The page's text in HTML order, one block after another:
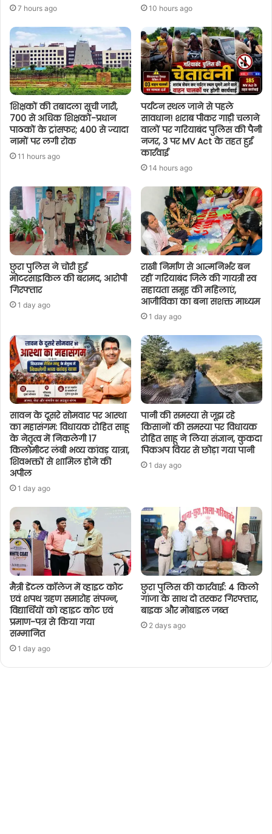
7 hours ago 10 hours ago
शिक्षकों की तबादला सूची जारी,
700 से अधिक शिक्षकों-प्रधान
पाठकों के ट्रांसफर; 400 से ज्यादा
नामों पर लगी रोक
11 hours ago
पर्यटन स्थल जाने से पहले
सावधान! शराब पीकर गाड़ी चलाने
वालों पर गरियाबंद पुलिस की पैनी
नजर, 3 पर MV Act के तहत हुई
कार्रवाई
14 hours ago
छुरा पुलिस ने चोरी हुई
मोटरसाइकिल की बरामद, आरोपी
गिरफ्तार
1 day ago
राखी निर्माण से आत्मनिर्भर बन
रहीं गरियाबंद जिले की गायत्री स्व
सहायता समूह की महिलाएं,
आजीविका का बना सशक्त माध्यम
1 day ago
सावन के दूसरे सोमवार पर आस्था
का महासंगम: विधायक रोहित साहू
के नेतृत्व में निकलेगी 17
किलोमीटर लंबी भव्य कांवड़ यात्रा,
शिवभक्तों से शामिल होने की
अपील
1 day ago
पानी की समस्या से जूझ रहे
किसानों की समस्या पर विधायक
रोहित साहू ने लिया संज्ञान, कुकदा
पिकअप वियर से छोड़ा गया पानी
1 day ago
मैत्री डेंटल कॉलेज में व्हाइट कोट
एवं शपथ ग्रहण समारोह संपन्न,
विद्यार्थियों को व्हाइट कोट एवं
प्रमाण-पत्र से किया गया
सम्मानित
1 day ago
छुरा पुलिस की कार्रवाई: 4 किलो
गांजा के साथ दो तस्कर गिरफ्तार,
बाइक और मोबाइल जब्त
2 days ago